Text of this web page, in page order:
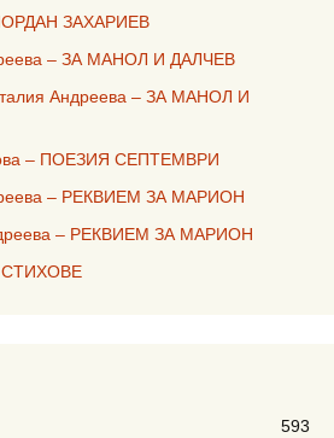
ЗАХАРИЕВ
– ЗА МАНОЛ И ДАЛЧЕВ
Андреева – ЗА МАНОЛ И
– ПОЕЗИЯ СЕПТЕМВРИ
– РЕКВИЕМ ЗА МАРИОН
– РЕКВИЕМ ЗА МАРИОН
СТИХОВЕ
593